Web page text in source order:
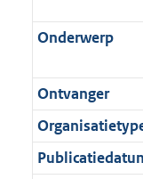
t
a
t
Onderwerp
Ontvanger